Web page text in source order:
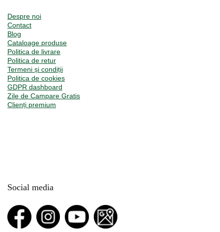
Despre noi
Contact
Blog
Cataloage produse
Politica de livrare
Politica de retur
Termeni și condiții
Politica de cookies
GDPR dashboard
Zile de Campare Gratis
Clienți premium
Social media